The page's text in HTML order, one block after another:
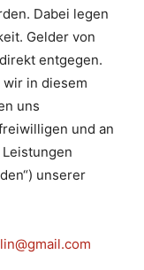
Dabei legen
Gelder von
entgegen.
in diesem
uns
und an
unserer